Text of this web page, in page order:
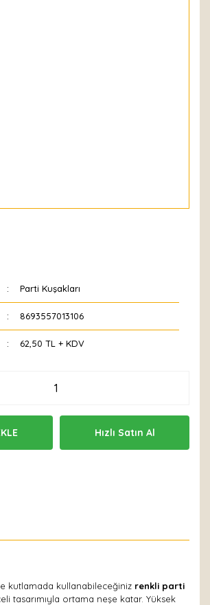
Parti Kuşakları
8693557013106
62,50 TL + KDV
Hızlı Satın Al
kutlamada kullanabileceğiniz renkli parti
tasarımıyla ortama neşe katar. Yüksek